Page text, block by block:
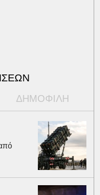
ΔΗΜΟΦΙΛΗ